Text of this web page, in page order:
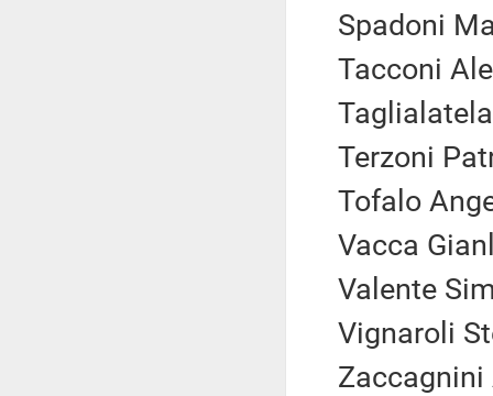
Spadoni
Tacconi
Terzoni
Tofalo
Vacca
Valente
Vignaroli